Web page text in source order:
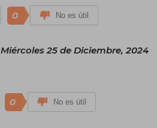
0 No es útil
Miércoles 25 de Diciembre, 2024
0 No es útil